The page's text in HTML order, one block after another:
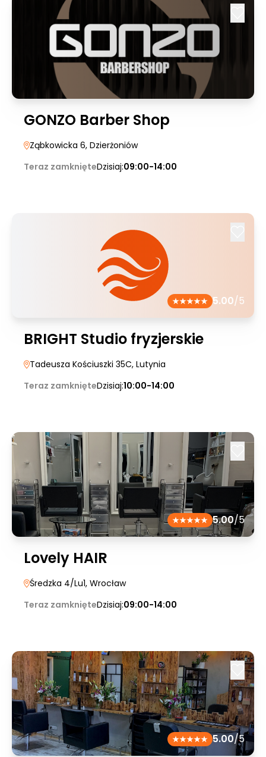
GONZO Barber Shop
Ząbkowicka 6, Dzierżoniów
Teraz zamknięteDzisiaj:09:00-14:00
5.00/5
BRIGHT Studio fryzjerskie
Tadeusza Kościuszki 35C, Lutynia
Teraz zamknięteDzisiaj:10:00-14:00
5.00/5
Lovely HAIR
Średzka 4/Lu1, Wrocław
Teraz zamknięteDzisiaj:09:00-14:00
5.00/5